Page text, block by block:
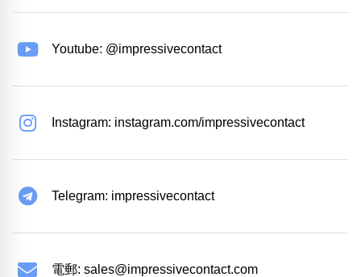
Youtube: @impressivecontact
Instagram: instagram.com/impressivecontact
Telegram: impressivecontact
電郵: sales@impressivecontact.com